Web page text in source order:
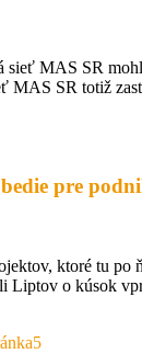
sieť MAS SR
MAS SR totiž
pre
ktoré tu po
Liptov o kúsok
5